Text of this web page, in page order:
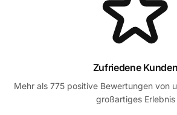
Zufriedene Kunden
Mehr als 775 positive Bewertungen von
großartiges Erlebnis